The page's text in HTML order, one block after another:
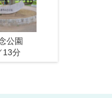
公園
13分